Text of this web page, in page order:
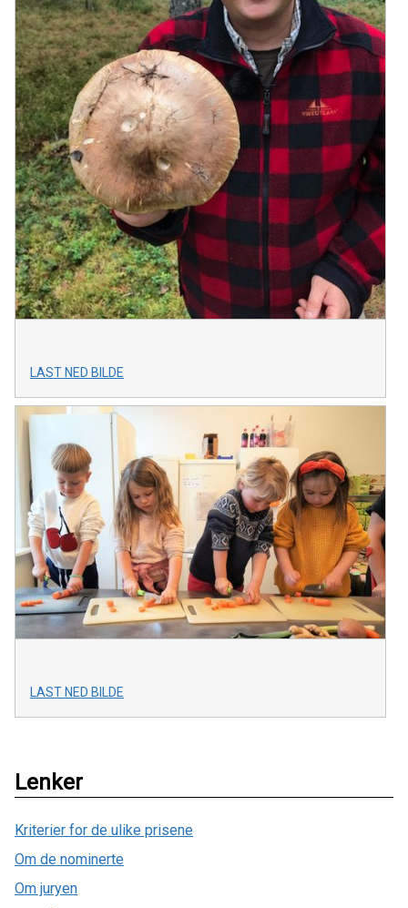
LAST NED BILDE
LAST NED BILDE
Lenker
Kriterier for de ulike prisene
Om de nominerte
Om juryen